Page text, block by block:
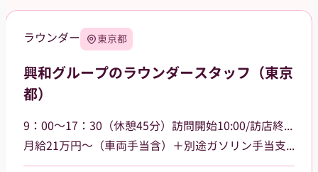
ラウンダー 東京都
興和グループのラウンダースタッフ（東京
都）
9：00～17：30（休憩45分）訪問開始10:00/訪店終了17:00
月給21万円～（車両手当含）＋別途ガソリン手当支給 その他手当あり